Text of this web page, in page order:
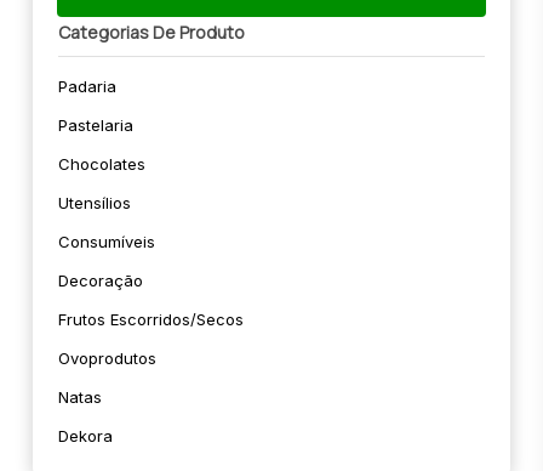
Categorias De Produto
Padaria
Pastelaria
Chocolates
Utensílios
Consumíveis
Decoração
Frutos Escorridos/secos
Ovoprodutos
Natas
Dekora